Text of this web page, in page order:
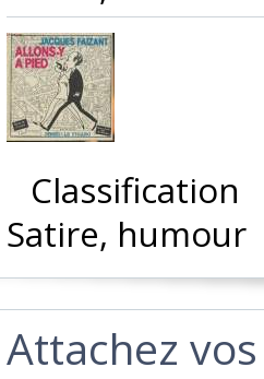
Satire, humour‎
‎Attachez